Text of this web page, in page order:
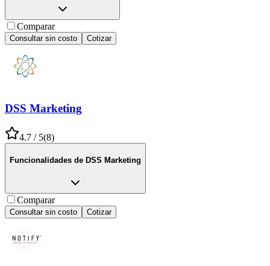
Comparar
Consultar sin costo Cotizar
DSS Marketing
4.7 / 5(8)
Funcionalidades de DSS Marketing
Comparar
Consultar sin costo Cotizar